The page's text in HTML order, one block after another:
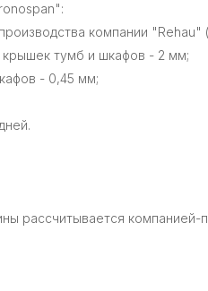
компании "Rehau"
крышек тумб и шкафов - 2 мм;
- 0,45 мм;
рассчитывается компанией-